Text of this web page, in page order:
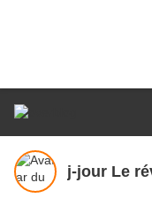
j-jour Le